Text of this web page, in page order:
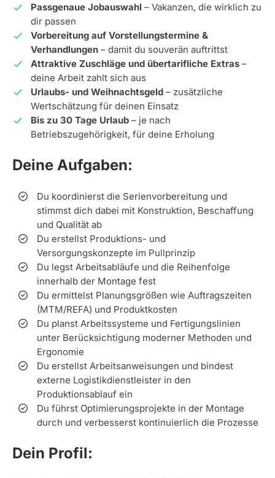
Passgenaue Jobauswahl – Vakanzen, die wirklich zu
dir passen
Vorbereitung auf Vorstellungstermine &
Verhandlungen – damit du souverän auftrittst
Attraktive Zuschläge und übertarifliche Extras –
deine Arbeit zahlt sich aus
Urlaubs- und Weihnachtsgeld – zusätzliche
Wertschätzung für deinen Einsatz
Bis zu 30 Tage Urlaub – je nach
Betriebszugehörigkeit, für deine Erholung
Deine Aufgaben:
Du koordinierst die Serienvorbereitung und
stimmst dich dabei mit Konstruktion, Beschaffung
und Qualität ab
Du erstellst Produktions- und
Versorgungskonzepte im Pullprinzip
Du legst Arbeitsabläufe und die Reihenfolge
innerhalb der Montage fest
Du ermittelst Planungsgrößen wie Auftragszeiten
(MTM/REFA) und Produktkosten
Du planst Arbeitssysteme und Fertigungslinien
unter Berücksichtigung moderner Methoden und
Ergonomie
Du erstellst Arbeitsanweisungen und bindest
externe Logistikdienstleister in den
Produktionsablauf ein
Du führst Optimierungsprojekte in der Montage
durch und verbesserst kontinuierlich die Prozesse
Dein Profil: